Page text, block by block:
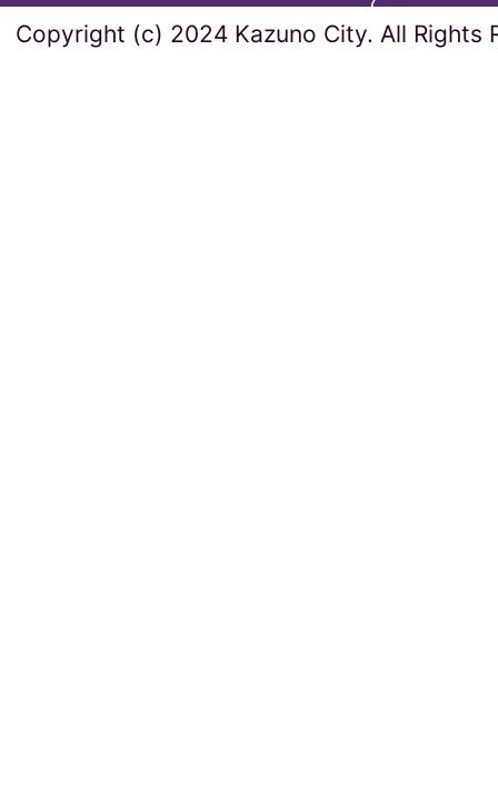
Copyright (c) 2024 Kazuno City. All Rights